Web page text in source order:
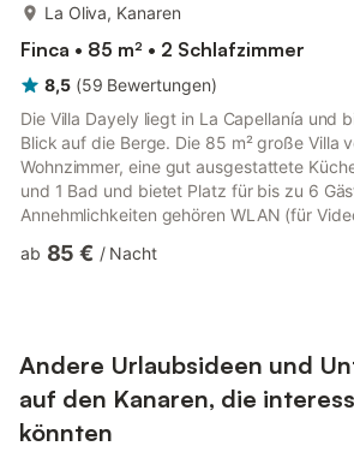
La Oliva, Kanaren
Finca • 85 m² • 2 Schlafzimmer
8,5 (59 Bewertungen)
Die Villa Dayely liegt in La Capellanía und
Blick auf die Berge. Die 85 m² große Villa
Wohnzimmer, eine gut ausgestattete
und 1 Bad und bietet Platz für bis zu 6
Annehmlichkeiten gehören WLAN (für
Ihnen gerne ein Babybett und einen
ab 85 € / Nacht
Andere Urlaubsideen und
auf den Kanaren, die
könnten